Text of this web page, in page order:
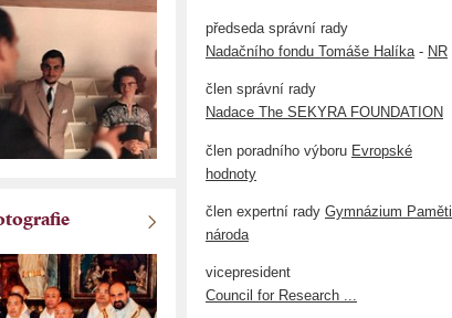
předseda správní rady
Nadačního fondu Tomáše Halíka - NR
člen správní rady
Nadace The SEKYRA FOUNDATION
člen poradního výboru Evropské
hodnoty
člen expertní rady Gymnázium Paměti
národa
vicepresident
Council for Research ...